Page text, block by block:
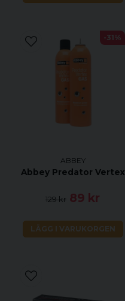
ABBEY
Abbey Predator Vertex
129 kr 89 kr
LÄGG I VARUKORGEN
-31%